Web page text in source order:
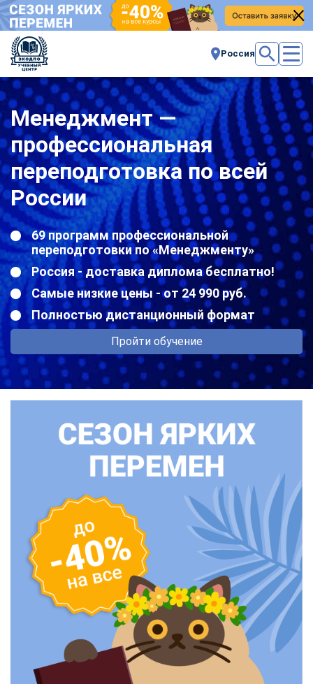
Россия
Менеджмент —
профессиональная
переподготовка по всей
России
69 программ профессиональной
переподготовки по «Менеджменту»
Россия - доставка диплома бесплатно!
Самые низкие цены - от 24 990 руб.
Полностью дистанционный формат
Пройти обучение